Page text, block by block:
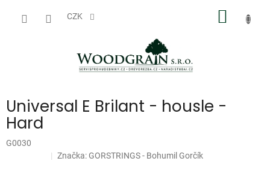
CZK
Universal E Brilant - housle -
Hard
G0030
Značka: GORSTRINGS - Bohumil Gorčík